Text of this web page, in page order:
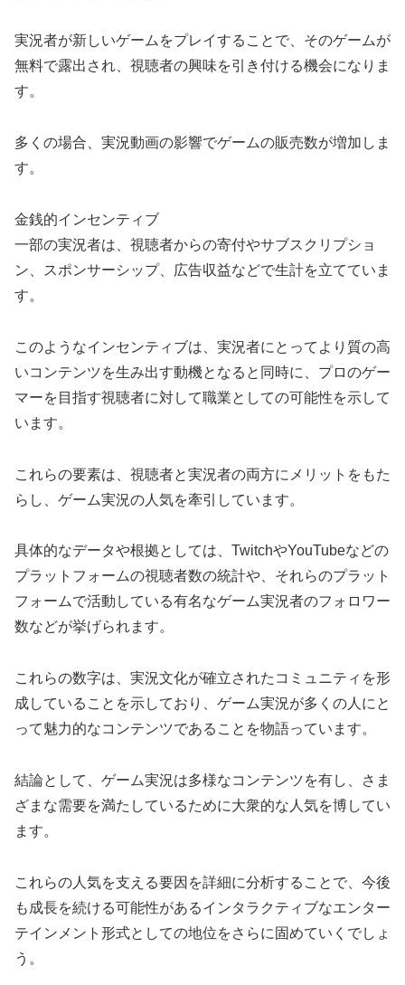
実況者が新しいゲームをプレイすることで、そのゲームが
無料で露出され、視聴者の興味を引き付ける機会になりま
す。
多くの場合、実況動画の影響でゲームの販売数が増加しま
す。
金銭的インセンティブ
一部の実況者は、視聴者からの寄付やサブスクリプショ
ン、スポンサーシップ、広告収益などで生計を立てていま
す。
このようなインセンティブは、実況者にとってより質の高
いコンテンツを生み出す動機となると同時に、プロのゲー
マーを目指す視聴者に対して職業としての可能性を示して
います。
これらの要素は、視聴者と実況者の両方にメリットをもた
らし、ゲーム実況の人気を牽引しています。
具体的なデータや根拠としては、TwitchやYouTubeなどの
プラットフォームの視聴者数の統計や、それらのプラット
フォームで活動している有名なゲーム実況者のフォロワー
数などが挙げられます。
これらの数字は、実況文化が確立されたコミュニティを形
成していることを示しており、ゲーム実況が多くの人にと
って魅力的なコンテンツであることを物語っています。
結論として、ゲーム実況は多様なコンテンツを有し、さま
ざまな需要を満たしているために大衆的な人気を博してい
ます。
これらの人気を支える要因を詳細に分析することで、今後
も成長を続ける可能性があるインタラクティブなエンター
テインメント形式としての地位をさらに固めていくでしょ
う。